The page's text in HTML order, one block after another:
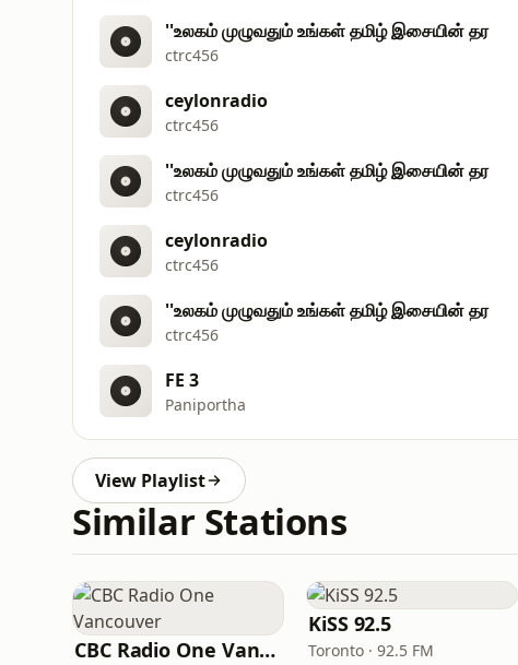
''உலகம் முழுவதும் உங்கள் தமிழ் இசையின் தர
ctrc456
ceylonradio
ctrc456
''உலகம் முழுவதும் உங்கள் தமிழ் இசையின் தர
ctrc456
ceylonradio
ctrc456
''உலகம் முழுவதும் உங்கள் தமிழ் இசையின் தர
ctrc456
FE 3
Paniportha
View Playlist
Similar Stations
CBC Radio One Vancouver
KiSS 92.5
Toronto · 92.5 FM